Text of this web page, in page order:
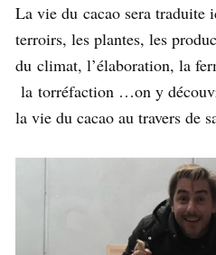
La vie du cacao sera traduite
terroirs, les plantes, les
du climat, l’élaboration, la
la torréfaction …on y
la vie du cacao au travers de